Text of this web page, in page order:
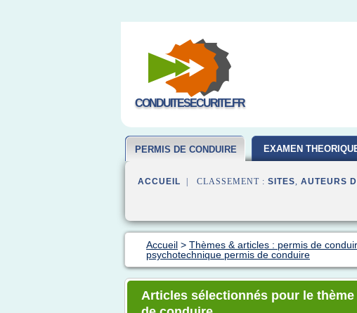
CONDUITESECURITE.FR
PERMIS DE CONDUIRE EXAMEN
ACCUEIL | CLASSEMENT : SITES, AUTEURS
Accueil > Thèmes & articles : permis de
psychotechnique permis de conduire
Articles sélectionnés pour le